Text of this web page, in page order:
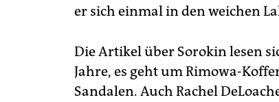
er sich einmal in den weichen
Die Artikel über Sorokin lesen
Jahre, es geht um Rimowa-
Sandalen. Auch Rachel